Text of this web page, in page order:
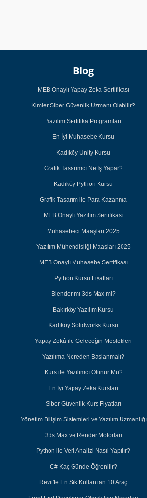
Blog
MEB Onaylı Yapay Zeka Sertifikası
Kimler Siber Güvenlik Uzmanı Olabilir?
Yazılım Sertifika Programları
En İyi Muhasebe Kursu
Kadıköy Unity Kursu
Grafik Tasarımcı Ne İş Yapar?
Kadıköy Python Kursu
Grafik Tasarım ile Para Kazanma
MEB Onaylı Yazılım Sertifikası
Muhasebeci Maaşları 2025
Yazılım Mühendisliği Maaşları 2025
MEB Onaylı Muhasebe Sertifikası
Python Kursu Fiyatları
Blender mı 3ds Max mi?
Bakırköy Yazılım Kursu
Kadıköy Solidworks Kursu
Yapay Zekâ ile Geleceğin Meslekleri
Yazılıma Nereden Başlanmalı?
Kurs ile Yazılımcı Olunur Mu?
En İyi Yapay Zeka Kursları
Siber Güvenlik Kurs Fiyatları
Yönetim Bilişim Sistemleri ve Yazılım Uzmanlığı
3ds Max ve Render Motorları
Python ile Veri Analizi Nasıl Yapılır?
C# Kaç Günde Öğrenilir?
Revit'te En Sık Kullanılan 10 Araç